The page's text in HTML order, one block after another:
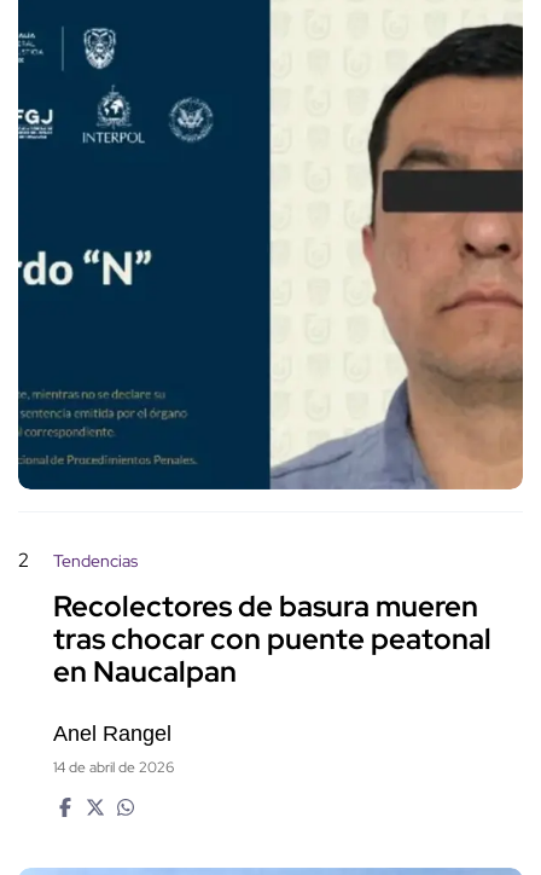
2 Tendencias
Recolectores de basura mueren
tras chocar con puente peatonal
en Naucalpan
Anel Rangel
14 de abril de 2026